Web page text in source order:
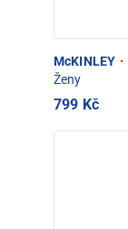
McKINLEY ·
Ženy
799 Kč